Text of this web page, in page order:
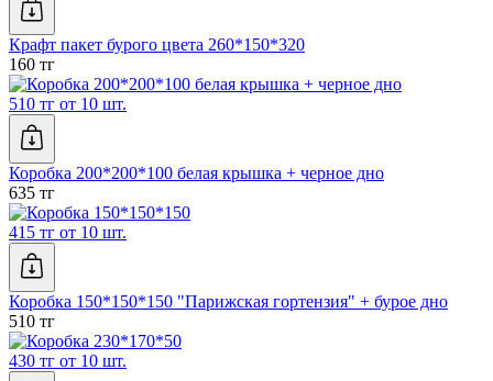
Крафт пакет бурого цвета 260*150*320
160 тг
510 тг от 10 шт.
Коробка 200*200*100 белая крышка + черное дно
635 тг
415 тг от 10 шт.
Коробка 150*150*150 "Парижская гортензия" + бурое дно
510 тг
430 тг от 10 шт.